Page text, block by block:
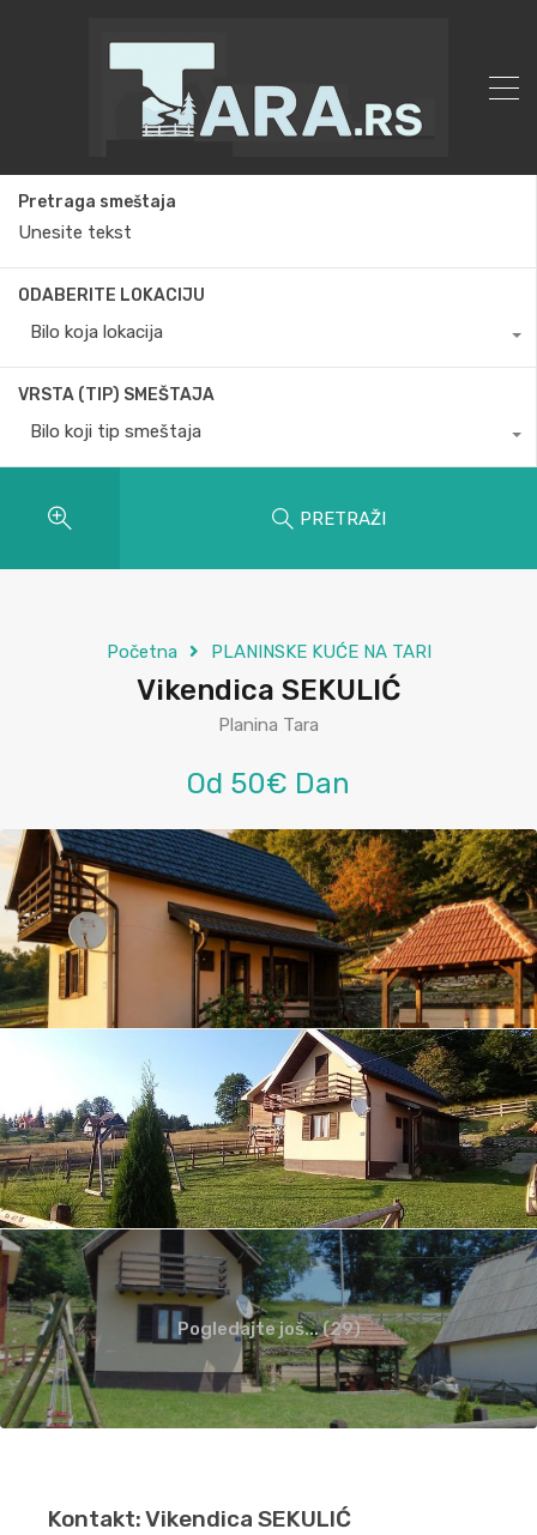
Pretraga smeštaja
ODABERITE LOKACIJU
Bilo koja lokacija
VRSTA (TIP) SMEŠTAJA
Bilo koji tip smeštaja
PRETRAŽI
Početna PLANINSKE KUĆE NA TARI
Vikendica SEKULIĆ
Planina Tara
Od 50€ Dan
Pogledajte još... (29)
Kontakt: Vikendica SEKULIĆ